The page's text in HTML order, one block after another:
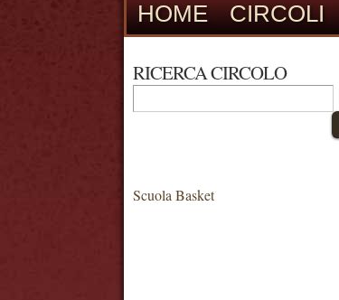
HOME CIRCOLI
RICERCA CIRCOLO
Scuola Basket